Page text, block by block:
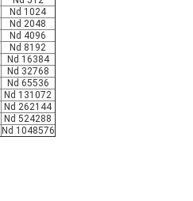
Nd 1024
Nd 2048
Nd 4096
Nd 8192
Nd 16384
Nd 32768
Nd 65536
Nd 131072
Nd 262144
Nd 524288
Nd 1048576